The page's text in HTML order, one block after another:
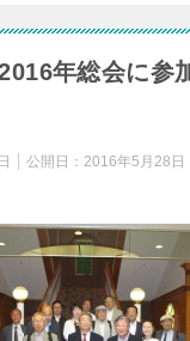
年総会に参
公開日： 2016年5月28日